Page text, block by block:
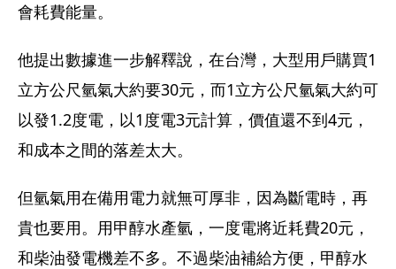
會耗費能量。
他提出數據進一步解釋說，在台灣，大型用戶購買1
立方公尺氫氣大約要30元，而1立方公尺氫氣大約可
以發1.2度電，以1度電3元計算，價值還不到4元，
和成本之間的落差太大。
但氫氣用在備用電力就無可厚非，因為斷電時，再
貴也要用。用甲醇水產氫，一度電將近耗費20元，
和柴油發電機差不多。不過柴油補給方便，甲醇水